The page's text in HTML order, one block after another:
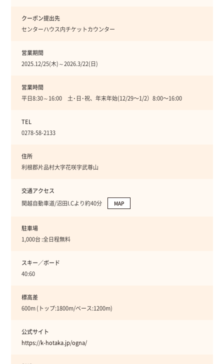
クーポン提出先
センターハウス内チケットカウンター
営業期間
2025.12/25(木)～2026.3/22(日)
営業時間
平日8:30～16:00 土･日･祝、年末年始(12/29〜1/2）8:00〜16:00
TEL
0278-58-2133
住所
利根郡片品村大字花咲字武尊山
交通アクセス
関越自動車道/沼田I.Cより約40分
MAP
駐車場
1,000台 :全日程無料
スキー／ボード
40:60
標高差
600m (トップ:1800m/ベース:1200m)
公式サイト
https://k-hotaka.jp/ogna/